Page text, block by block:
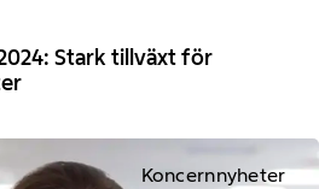
Stark tillväxt för
Koncernnyheter